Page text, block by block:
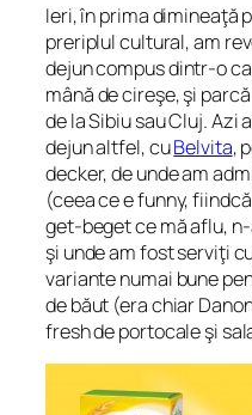
Ieri, în prima dimineaţă
preriplul cultural, am
dejun compus dintr-o
mână de cireşe, şi
de la Sibiu sau Cluj. Azi
dejun altfel, cuBelvita,
decker, de unde am
(ceea ce e funny,
get-beget ce mă aflu,
şi unde am fost serviţi
variante numai bune
de băut (era chiar
fresh de portocale şi